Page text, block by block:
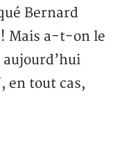
Bernard
Mais a-t-on le
en tout cas,